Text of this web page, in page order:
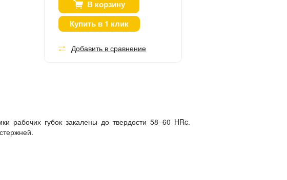
В корзину
Купить в 1 клик
Добавить в сравнение
рабочих губок закалены до твердости 58–60 HRc.